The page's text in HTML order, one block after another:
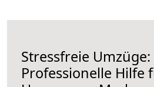
Stressfreie Umzüge:
Professionelle Hilfe